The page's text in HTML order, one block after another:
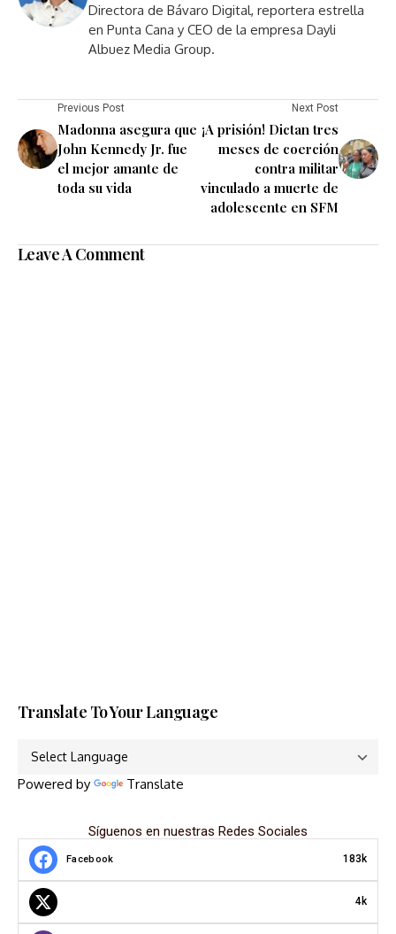
Directora de Bávaro Digital, reportera estrella
en Punta Cana y CEO de la empresa Dayli
Albuez Media Group.
Previous Post
Madonna asegura que
John Kennedy Jr. fue
el mejor amante de
toda su vida
Next Post
¡A prisión! Dictan tres
meses de coerción
contra militar
vinculado a muerte de
adolescente en SFM
Leave A Comment
Translate To Your Language
Powered by Translate
Síguenos en nuestras Redes Sociales
Facebook 183k
4k